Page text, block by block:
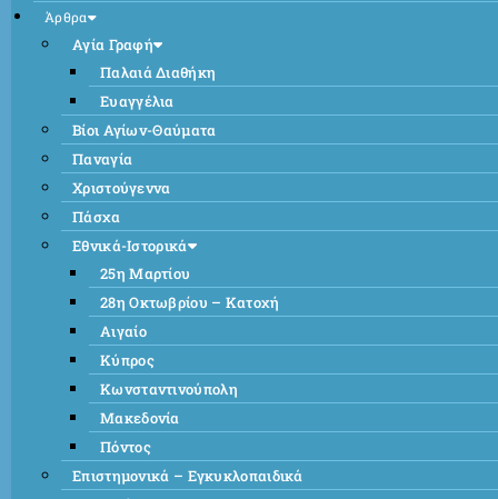
Άρθρα
Αγία Γραφή
Παλαιά Διαθήκη
Ευαγγέλια
Βίοι Αγίων-Θαύματα
Παναγία
Χριστούγεννα
Πάσχα
Εθνικά-Ιστορικά
25η Μαρτίου
28η Οκτωβρίου – Κατοχή
Αιγαίο
Κύπρος
Κωνσταντινούπολη
Μακεδονία
Πόντος
Επιστημονικά – Εγκυκλοπαιδικά